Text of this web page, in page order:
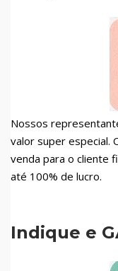
Nossos
valor super especial.
venda para o cliente
até 100% de lucro.
Indique e